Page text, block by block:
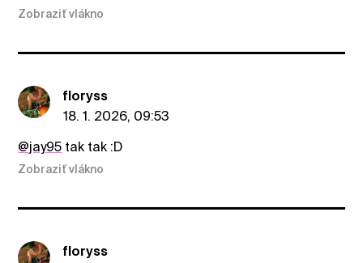
Zobraziť vlákno
floryss
18. 1. 2026, 09:53
@jay95 tak tak :D
Zobraziť vlákno
floryss